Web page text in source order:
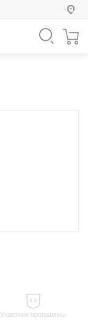
Россия
Участник программы